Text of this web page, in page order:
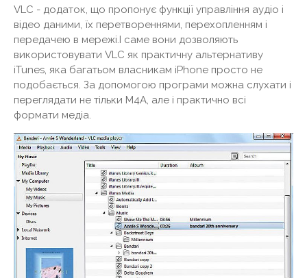
VLC - додаток, що пропонує функції управління аудіо і
відео даними, їх перетвореннями, перехопленням і
передачею в мережі.І саме вони дозволяють
використовувати VLC як практичну альтернативу
iTunes, яка багатьом власникам iPhone просто не
подобається. За допомогою програми можна слухати і
переглядати не тільки М4А, але і практично всі
формати медіа.